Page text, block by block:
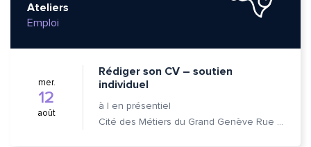
Ateliers
Emploi
mer.
12
août
Rédiger son CV – soutien
individuel
à | en présentiel
Cité des Métiers du Grand Genève Rue Prévost-Martin 6 1205 Genève